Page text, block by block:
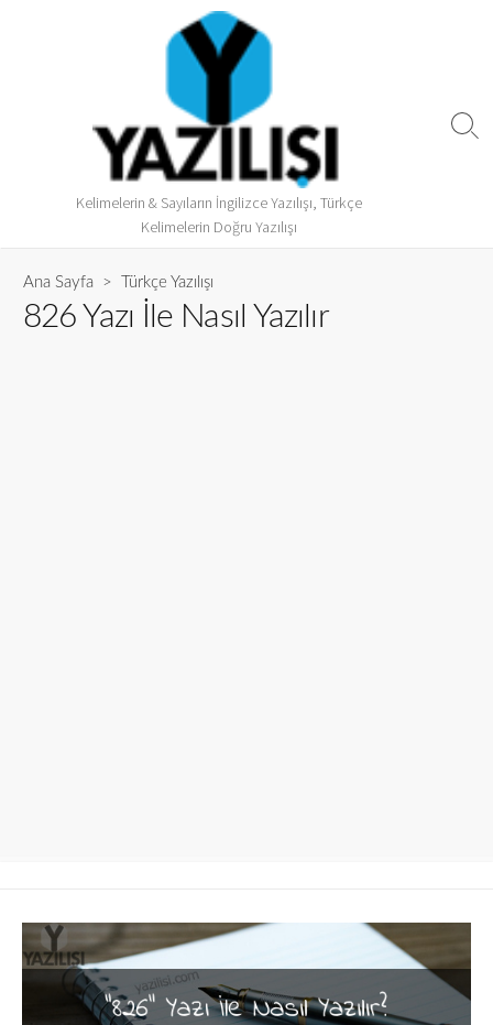
Kelimelerin & Sayıların İngilizce Yazılışı, Türkçe
Kelimelerin Doğru Yazılışı
Ana Sayfa > Türkçe Yazılışı
826 Yazı İle Nasıl Yazılır